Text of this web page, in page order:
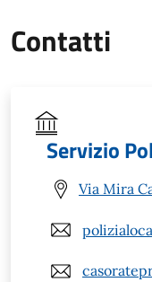
Contatti
Servizio
Via Mira